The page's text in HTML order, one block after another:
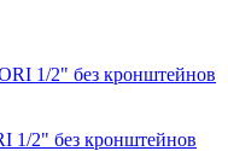
1/2" без кронштейнов